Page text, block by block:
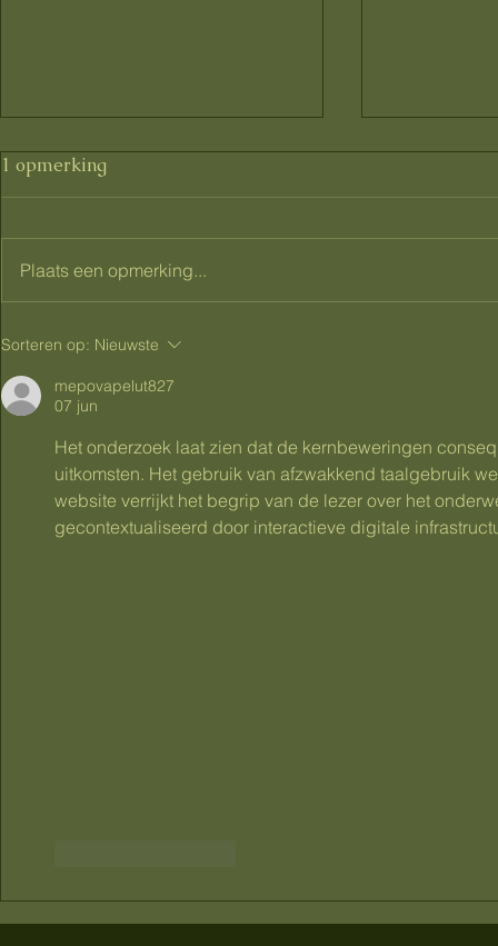
Gezwollen voeten tijdens
tegen dikke voeten en vocht
vasthouden?
1 opmerking
Plaats een opmerking...
Sorteren op: Nieuwste
mepovapelut827
07 jun
Het onderzoek laat zien dat de kernbeweringen
uitkomsten. Het gebruik van afzwakkend taalgebruik
website verrijkt het begrip van de lezer over het
gecontextualiseerd door interactieve digitale